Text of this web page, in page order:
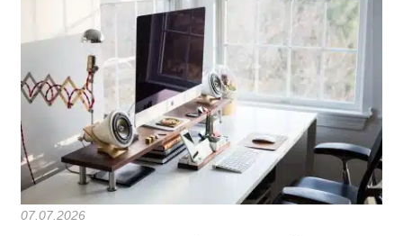
07.07.2026